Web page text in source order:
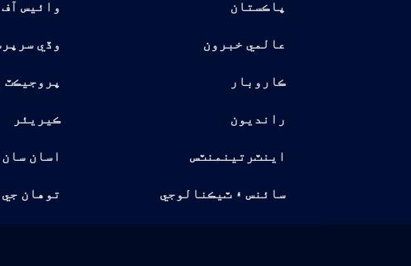
پاڪستان
عالمي خبرون
ڪاروبار
رانديون
اينٽرتينمنٽس
سائنس ۽ ٽيڪنالوجي
وائيس
وڏي
پروجيڪٽ
ڪيريئر
اسان
توهان جي